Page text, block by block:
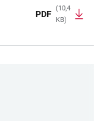
PDF
(10,4
KB)